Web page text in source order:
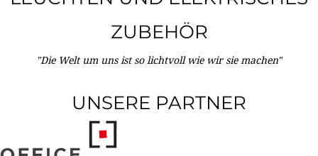
ZUBEHÖR
"Die Welt um uns ist so lichtvoll wie wir sie machen"
UNSERE PARTNER